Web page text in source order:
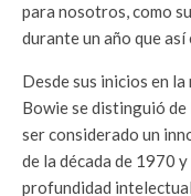
para nosotros, como
durante un año que así
Desde sus inicios en la
Bowie se distinguió
ser considerado un
de la década de 1970
profundidad